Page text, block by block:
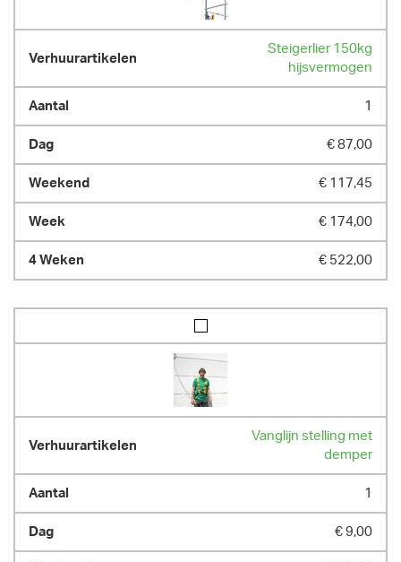
Steigerlier 150kg
hijsvermogen
1
€ 87,00
€ 117,45
€ 174,00
€ 522,00
Vanglijn stelling met
demper
1
€ 9,00